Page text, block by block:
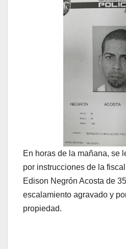
En horas de la mañana, se
por instrucciones de la
Edison Negrón Acosta de
escalamiento agravado y
propiedad.